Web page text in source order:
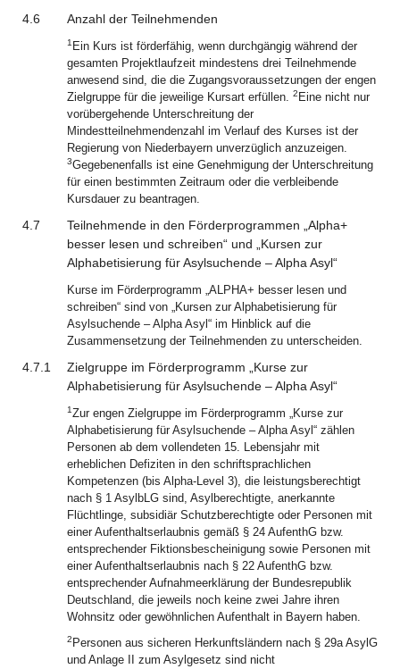
4.6 Anzahl der Teilnehmenden
1 Ein Kurs ist förderfähig, wenn durchgängig während der
gesamten Projektlaufzeit mindestens drei Teilnehmende
anwesend sind, die die Zugangsvoraussetzungen der engen
Zielgruppe für die jeweilige Kursart erfüllen. 2 Eine nicht nur
vorübergehende Unterschreitung der
Mindestteilnehmendenzahl im Verlauf des Kurses ist der
Regierung von Niederbayern unverzüglich anzuzeigen.
3Gegebenenfalls ist eine Genehmigung der Unterschreitung
für einen bestimmten Zeitraum oder die verbleibende
Kursdauer zu beantragen.
4.7
Teilnehmende in den Förderprogrammen „Alpha+
besser lesen und schreiben“ und „Kursen zur
Alphabetisierung für Asylsuchende – Alpha Asyl“
Kurse im Förderprogramm „ALPHA+ besser lesen und
schreiben“ sind von „Kursen zur Alphabetisierung für
Asylsuchende – Alpha Asyl“ im Hinblick auf die
Zusammensetzung der Teilnehmenden zu unterscheiden.
4.7.1
Zielgruppe im Förderprogramm „Kurse zur
Alphabetisierung für Asylsuchende – Alpha Asyl“
1Zur engen Zielgruppe im Förderprogramm „Kurse zur
Alphabetisierung für Asylsuchende – Alpha Asyl“ zählen
Personen ab dem vollendeten 15. Lebensjahr mit
erheblichen Defiziten in den schriftsprachlichen
Kompetenzen (bis Alpha-Level 3), die leistungsberechtigt
nach § 1 AsylbLG sind, Asylberechtigte, anerkannte
Flüchtlinge, subsidiär Schutzberechtigte oder Personen mit
einer Aufenthaltserlaubnis gemäß § 24 AufenthG bzw.
entsprechender Fiktionsbescheinigung sowie Personen mit
einer Aufenthaltserlaubnis nach § 22 AufenthG bzw.
entsprechender Aufnahmeerklärung der Bundesrepublik
Deutschland, die jeweils noch keine zwei Jahre ihren
Wohnsitz oder gewöhnlichen Aufenthalt in Bayern haben.
2 Personen aus sicheren Herkunftsländern nach § 29a AsylG
und Anlage II zum Asylgesetz sind nicht